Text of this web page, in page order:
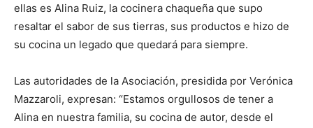
ellas es Alina Ruiz, la cocinera chaqueña que supo
resaltar el sabor de sus tierras, sus productos e hizo de
su cocina un legado que quedará para siempre.
Las autoridades de la Asociación, presidida por Verónica
Mazzaroli, expresan: “Estamos orgullosos de tener a
Alina en nuestra familia, su cocina de autor, desde el